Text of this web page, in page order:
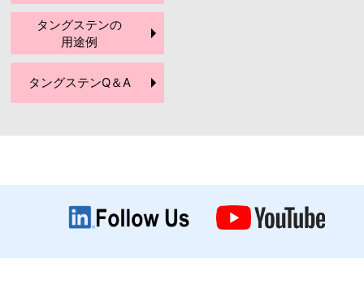
タングステンの
用途例
タングステンQ＆A